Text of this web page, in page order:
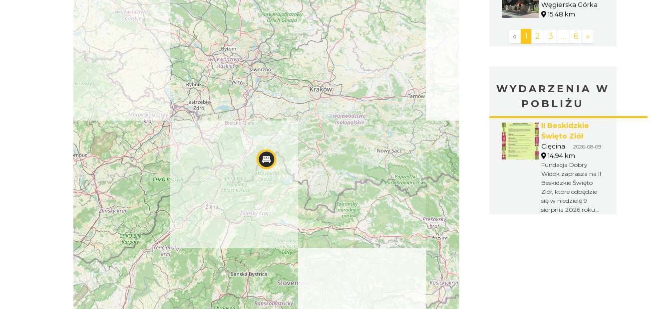
Węgierska Górka
15.48 km
« 1 2 3 … 6 »
WYDARZENIA W
POBLIŻU
II Beskidzkie
Święto Ziół
Cięcina 2026-08-09
14.94 km
Fundacja Dobry
Widok zaprasza na II
Beskidzkie Święto
Ziół, które odbędzie
się w niedzielę 9
sierpnia 2026 roku